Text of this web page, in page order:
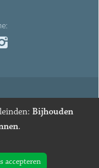
Koen
Cookies wijzigen
in Leuven
Bijhouden
.
accepteren